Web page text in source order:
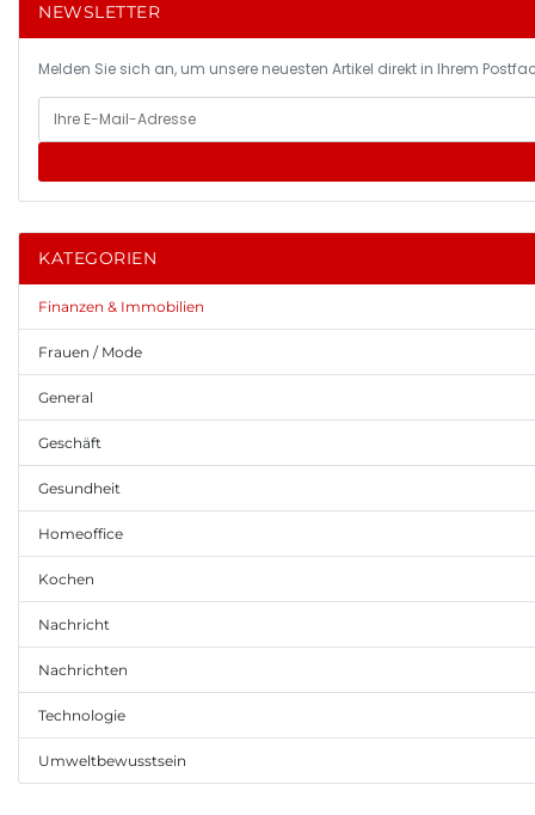
NEWSLETTER
Melden Sie sich an, um unsere neuesten Artikel direkt in Ihrem
KATEGORIEN
Finanzen & Immobilien
Frauen / Mode
General
Geschäft
Gesundheit
Homeoffice
Kochen
Nachricht
Nachrichten
Technologie
Umweltbewusstsein